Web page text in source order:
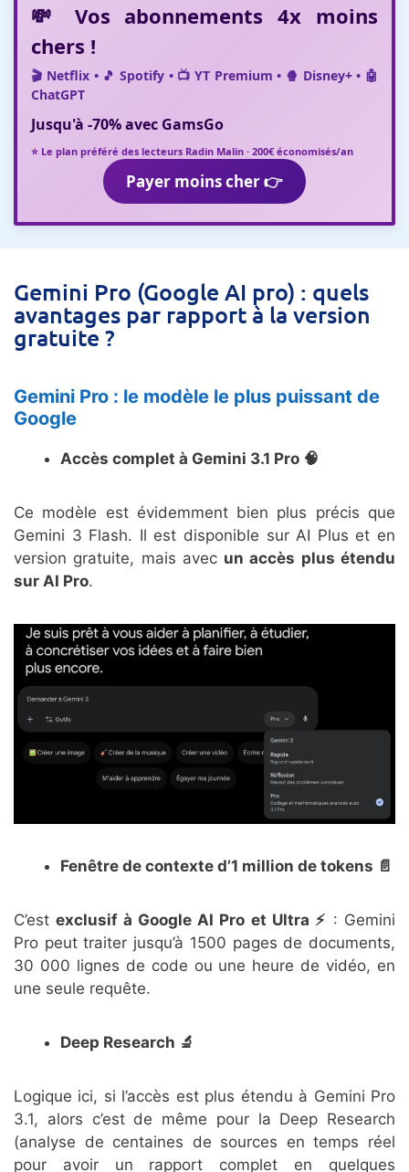
💸 Vos abonnements 4x moins
chers !
🎬 Netflix • 🎵 Spotify • 📺 YT Premium • 🍿 Disney+ • 🤖
ChatGPT
Jusqu'à -70%avec GamsGo
⭐ Le plan préféré des lecteurs Radin Malin · 200€ économisés/an
Payer moins cher 👉
Gemini Pro (Google AI pro) : quels
avantages par rapport à la version
gratuite ?
Gemini Pro : le modèle le plus puissant de
Google
Accès complet à Gemini 3.1 Pro 🧠
Ce modèle est évidemment bien plus précis que
Gemini 3 Flash. Il est disponible sur AI Plus et en
version gratuite, mais avec un accès plus étendu
sur AI Pro.
Fenêtre de contexte d’1 million de tokens 📄
C’estexclusif à Google AI Pro et Ultra ⚡ : Gemini
Pro peut traiter jusqu’à 1500 pages de documents,
30 000 lignes de code ou une heure de vidéo, en
une seule requête.
Deep Research 🔬
Logique ici, si l’accès est plus étendu à Gemini Pro
3.1, alors c’est de même pour la Deep Research
(analyse de centaines de sources en temps réel
pour avoir un rapport complet en quelques